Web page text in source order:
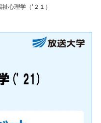
祉心理学（’２１）